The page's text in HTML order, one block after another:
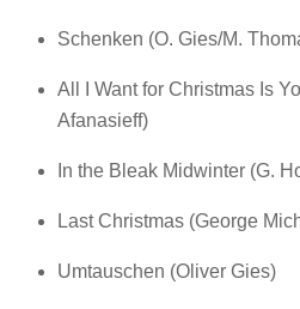
Schenken (O. Gies/M.
All I Want for Christmas Is
Afanasieff)
In the Bleak Midwinter (G.
Last Christmas (George
Umtauschen (Oliver Gies)